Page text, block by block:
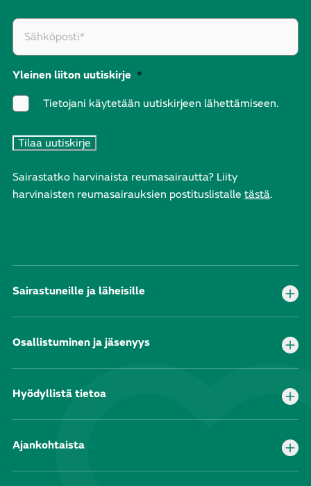
Yleinen liiton uutiskirje *
Tietojani käytetään uutiskirjeen lähettämiseen.
Sairastatko harvinaista reumasairautta? Liity
harvinaisten reumasairauksien postituslistalle tästä.
Sairastuneille ja läheisille
Osallistuminen ja jäsenyys
Hyödyllistä tietoa
Ajankohtaista